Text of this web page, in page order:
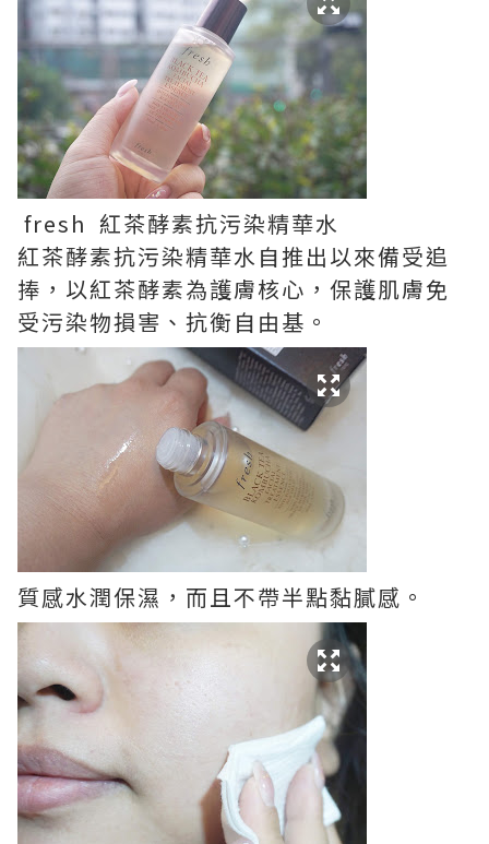
fresh 紅茶酵素抗污染精華水
紅茶酵素抗污染精華水自推出以來備受追
捧，以紅茶酵素為護膚核心，保護肌膚免
受污染物損害、抗衡自由基。
質感水潤保濕，而且不帶半點黏膩感。